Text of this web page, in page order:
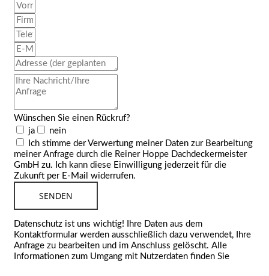
Wünschen Sie einen Rückruf?
ja
nein
Ich stimme der Verwertung meiner Daten zur Bearbeitung
meiner Anfrage durch die Reiner Hoppe Dachdeckermeister
GmbH zu. Ich kann diese Einwilligung jederzeit für die
Zukunft per E-Mail widerrufen.
SENDEN
Datenschutz ist uns wichtig! Ihre Daten aus dem
Kontaktformular werden ausschließlich dazu verwendet, Ihre
Anfrage zu bearbeiten und im Anschluss gelöscht. Alle
Informationen zum Umgang mit Nutzerdaten finden Sie